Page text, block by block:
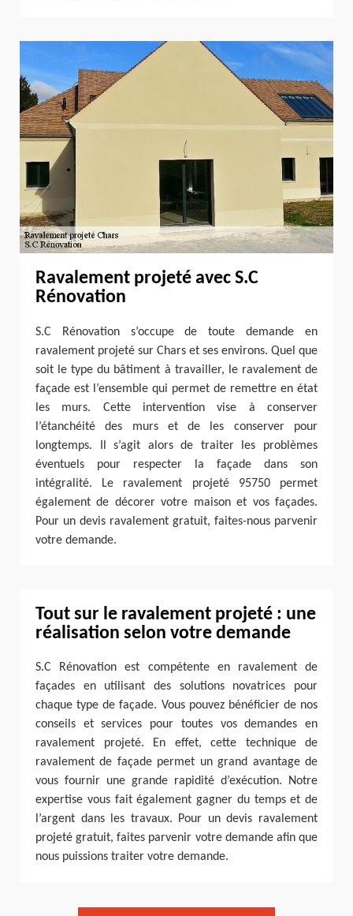
Ravalement projeté avec S.C
Rénovation
S.C Rénovation s’occupe de toute demande en
ravalement projeté sur Chars et ses environs. Quel que
soit le type du bâtiment à travailler, le ravalement de
façade est l’ensemble qui permet de remettre en état
les murs. Cette intervention vise à conserver
l’étanchéité des murs et de les conserver pour
longtemps. Il s’agit alors de traiter les problèmes
éventuels pour respecter la façade dans son
intégralité. Le ravalement projeté 95750 permet
également de décorer votre maison et vos façades.
Pour un devis ravalement gratuit, faites-nous parvenir
votre demande.
Tout sur le ravalement projeté : une
réalisation selon votre demande
S.C Rénovation est compétente en ravalement de
façades en utilisant des solutions novatrices pour
chaque type de façade. Vous pouvez bénéficier de nos
conseils et services pour toutes vos demandes en
ravalement projeté. En effet, cette technique de
ravalement de façade permet un grand avantage de
vous fournir une grande rapidité d’exécution. Notre
expertise vous fait également gagner du temps et de
l’argent dans les travaux. Pour un devis ravalement
projeté gratuit, faites parvenir votre demande afin que
nous puissions traiter votre demande.